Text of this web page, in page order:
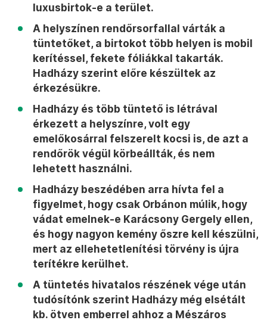
luxusbirtok-e a terület.
A helyszínen rendőrsorfallal várták a
tüntetőket, a birtokot több helyen is mobil
kerítéssel, fekete fóliákkal takarták.
Hadházy szerint előre készültek az
érkezésükre.
Hadházy és több tüntető is létrával
érkezett a helyszínre, volt egy
emelőkosárral felszerelt kocsi is, de azt a
rendőrök végül körbeállták, és nem
lehetett használni.
Hadházy beszédében arra hívta fel a
figyelmet, hogy csak Orbánon múlik, hogy
vádat emelnek-e Karácsony Gergely ellen,
és hogy nagyon kemény őszre kell készülni,
mert az ellehetetlenítési törvény is újra
terítékre kerülhet.
A tüntetés hivatalos részének vége után
tudósítónk szerint Hadházy még elsétált
kb. ötven emberrel ahhoz a Mészáros